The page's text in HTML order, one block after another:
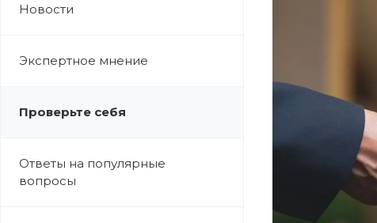
Новости
Экспертное мнение
Проверьте себя
Ответы на популярные
вопросы